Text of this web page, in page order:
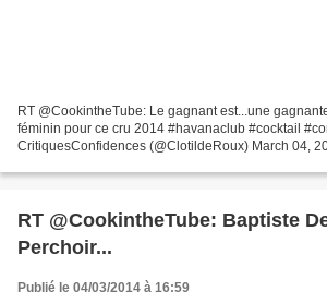
RT @CookintheTube: Le gagnant est...une
féminin pour ce cru 2014 #havanaclub #cocktail
CritiquesConfidences (@ClotildeRoux) March 04,
RT @CookintheTube: Baptiste
Perchoir...
Publié le 04/03/2014 à 16:59